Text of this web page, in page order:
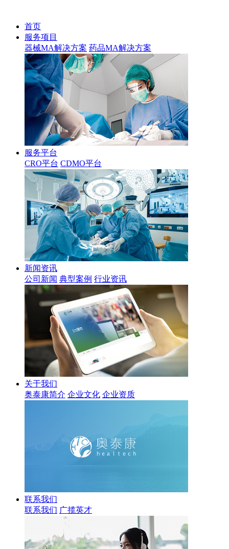
首页
服务项目
器械MA解决方案 药品MA解决方案
服务平台
CRO平台 CDMO平台
新闻资讯
公司新闻 典型案例 行业资讯
关于我们
奥泰康简介 企业文化 企业资质
联系我们
联系我们 广揽英才